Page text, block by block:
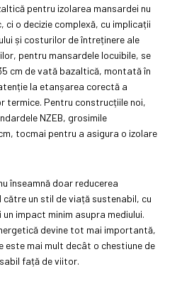
pentru izolarea mansardei nu
ci o decizie complexă, cu implicații
și costurilor de întreținere ale
pentru mansardele locuibile, se
cm de vată bazaltică, montată în
la etanșarea corectă a
termice. Pentru construcțiile noi,
NZEB, grosimile
tocmai pentru a asigura o izolare
înseamnă doar reducerea
un stil de viață sustenabil, cu
impact minim asupra mediului.
devine tot mai importantă,
este mai mult decât o chestiune de
față de viitor.